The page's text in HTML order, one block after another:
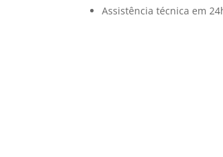
Assistência técnica em